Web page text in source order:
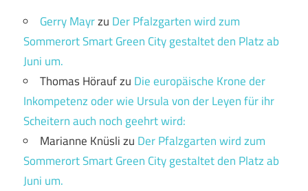
Gerry Mayrzu Der Pfalzgarten wird zum
Sommerort Smart Green City gestaltet den Platz ab
Juni um.
Thomas Höraufzu Die europäische Krone der
Inkompetenz oder wie Ursula von der Leyen für ihr
Scheitern auch noch geehrt wird:
Marianne Knüslizu Der Pfalzgarten wird zum
Sommerort Smart Green City gestaltet den Platz ab
Juni um.